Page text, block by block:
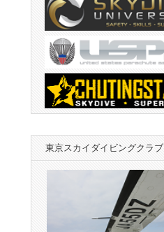
東京スカイダイビングクラブ